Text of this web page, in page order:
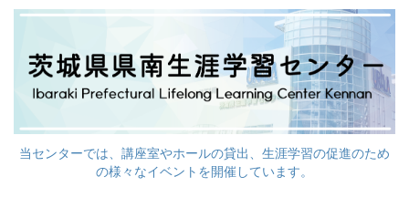
当センターでは、講座室やホールの貸出、生涯学習の促進のため
の様々なイベントを開催しています。